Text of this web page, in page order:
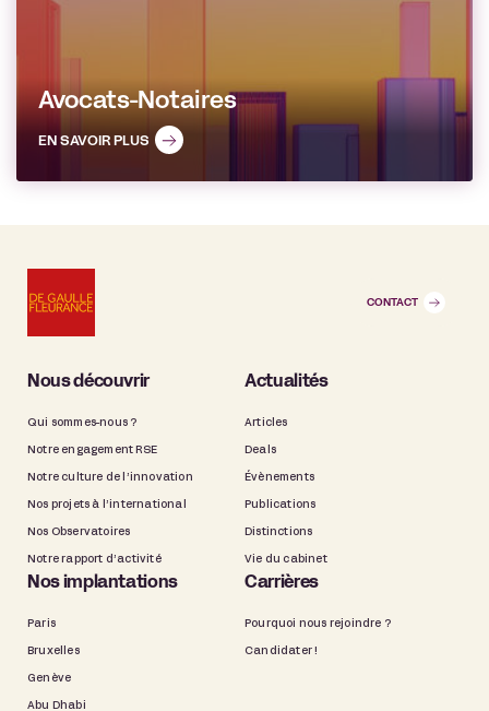
Avocats-Notaires
EN SAVOIR PLUS
CONTACT
Nous découvrir
Qui sommes-nous ?
Notre engagement RSE
Notre culture de l’innovation
Nos projets à l’international
Nos Observatoires
Notre rapport d’activité
Actualités
Articles
Deals
Évènements
Publications
Distinctions
Vie du cabinet
Nos implantations
Paris
Bruxelles
Genève
Abu Dhabi
Carrières
Pourquoi nous rejoindre ?
Candidater !